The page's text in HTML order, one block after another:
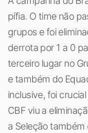
pífia. O time não
grupos e foi
derrota por 1 a 0
terceiro lugar no
e também do
inclusive, foi
CBF viu a
a Seleção